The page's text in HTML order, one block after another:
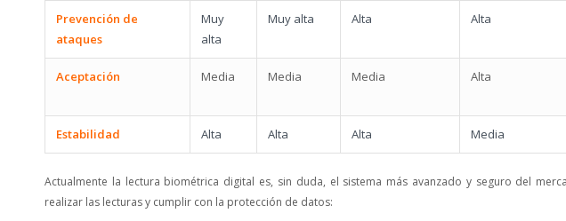
Prevención de
ataques
Muy
alta
Muy alta Alta Alta
Aceptación Media Media Media Alta
Estabilidad Alta Alta Alta Media
Actualmente la lectura biométrica digital es, sin duda, el sistema más avanzado y seguro del
realizar las lecturas y cumplir con la protección de datos: